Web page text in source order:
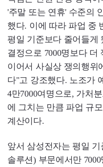
'주말 또는 연휴' 수준의
했다. 이에 따라 파업 중
평일 기준보다 줄어들게
결정으로 7000명보다 더
이어서 사실상 쟁의행위
다"고 강조했다. 노조가
4만7000여명으로, 가처
에 그치는 만큼 파업 규
계산이다.
앞서 삼성전자는 평일
솔루션) 부문에서만